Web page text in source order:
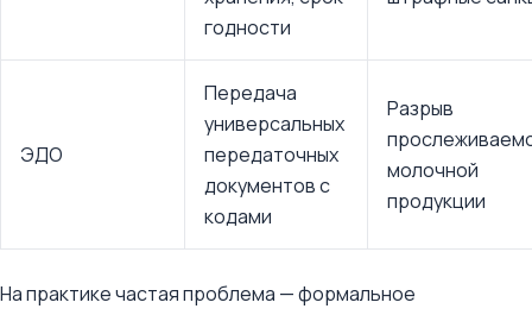
годности
ЭДО
Передача
универсальных
передаточных
документов с
кодами
Разрыв
молочной
продукции
На практике частая проблема — формальное